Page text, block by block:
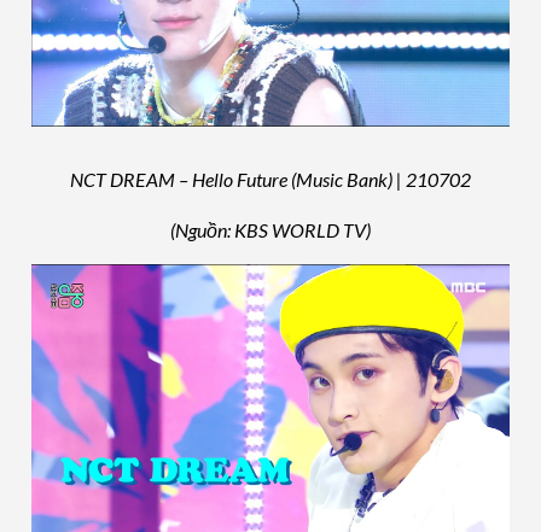
NCT DREAM – Hello Future (Music Bank) | 210702
(Nguồn: KBS WORLD TV)